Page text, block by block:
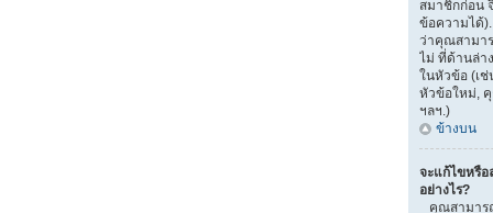
สมาชิกก่อน
ข้อความได้
ว่าคุณสามา
ไม่ ที่ด้านล่า
ในหัวข้อ (เ
หัวข้อใหม่,
ฯลฯ.)
ข้างบน
จะแก้ไขหรื
อย่างไร?
คุณสามาร